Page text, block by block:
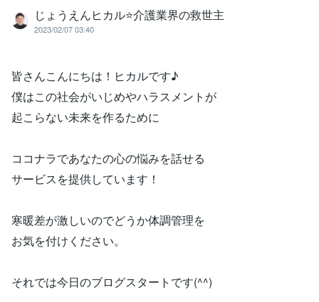
じょうえんヒカル⭐️介護業界の救世主
2023/02/07 03:40
皆さんこんにちは！ヒカルです♪
僕はこの社会がいじめやハラスメントが
起こらない未来を作るために
ココナラであなたの心の悩みを話せる
サービスを提供しています！
寒暖差が激しいのでどうか体調管理を
お気を付けください。
それでは今日のブログスタートです(^^)